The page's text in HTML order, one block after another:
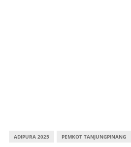
ADIPURA 2025 PEMKOT TANJUNGPINANG